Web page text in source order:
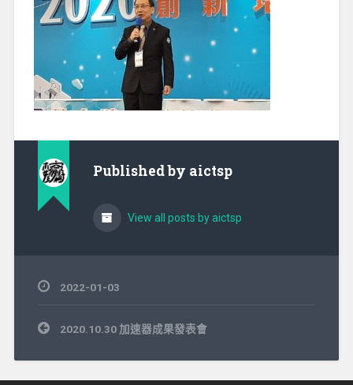
Published by aictsp
View all posts by aictsp
2022-01-03
文
章
覽
2020.10.30 加速器成果發表會